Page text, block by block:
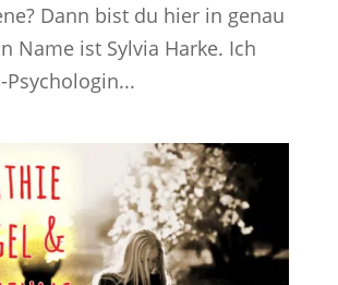
Dann bist du hier in genau
Name ist Sylvia Harke. Ich